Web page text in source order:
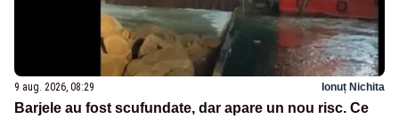
9 aug. 2026, 08:29 Ionuț Nichita
Barjele au fost scufundate, dar apare un nou risc. Ce